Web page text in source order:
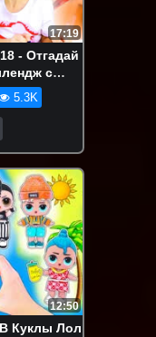
17:19
- Отгадай
с
/ Вики
5.3K
12:50
Куклы Лол